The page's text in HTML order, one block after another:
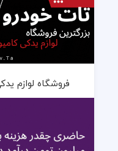
فروشگاه لوازم